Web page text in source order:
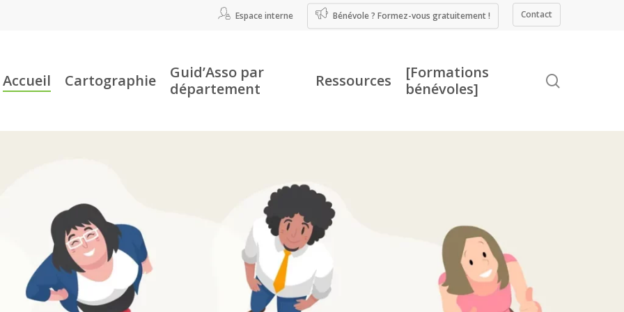
Espace interne Bénévole ? Formez-vous gratuitement ! Contact
Accueil Cartographie
Guid’Asso par
département
Ressources
[Formations
bénévoles]